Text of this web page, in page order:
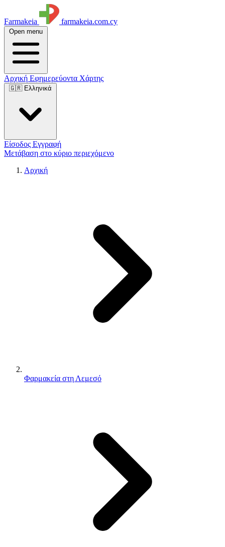
Farmakeia farmakeia.com.cy
Open menu
Αρχική Εφημερεύοντα Χάρτης
🇬🇷 Ελληνικά
Είσοδος Εγγραφή
Μετάβαση στο κύριο περιεχόμενο
Αρχική
Φαρμακεία στη Λεμεσό